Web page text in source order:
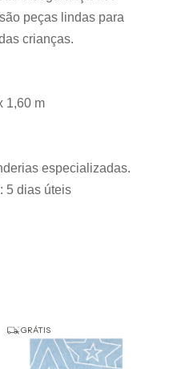
peças lindas para
crianças.
1,60 m
especializadas.
5 dias úteis
GRÁTIS